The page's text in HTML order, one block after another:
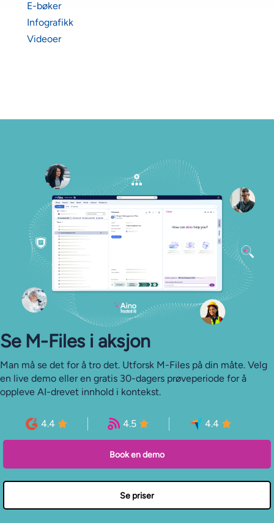
E-bøker
Infografikk
Videoer
Se M-⁠Files i aksjon
Man må se det for å tro det. Utforsk M-Files på din måte. Velg
en live demo eller en gratis 30-dagers prøveperiode for å
oppleve AI-drevet innhold i kontekst.
4.4 4.5 4.4
Book en demo
Se priser